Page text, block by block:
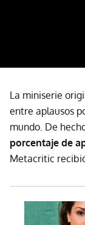
La miniserie
entre aplausos
mundo. De
porcentaje de
Metacritic